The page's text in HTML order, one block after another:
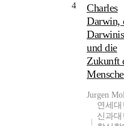
4
Charles
Darwin,
und die
Zukunft
Jurgen
연세
신과